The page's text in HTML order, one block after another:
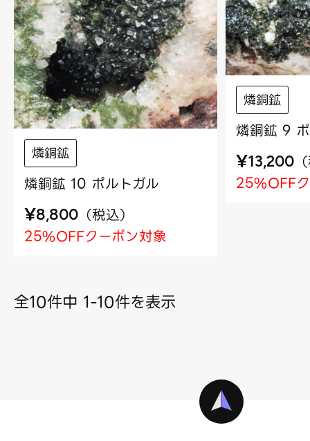
燐銅鉱
燐銅鉱 10 ポルトガル
¥8,800 （税込）
25%OFFクーポン対象
燐銅鉱
燐銅鉱 9
¥13,200 （
25%OFF
全10件中 1-10件を表示